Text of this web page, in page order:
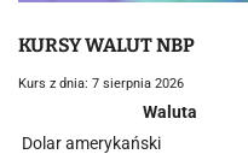
KURSY WALUT NBP
Kurs z dnia: 7 sierpnia 2026
Waluta
Dolar amerykański